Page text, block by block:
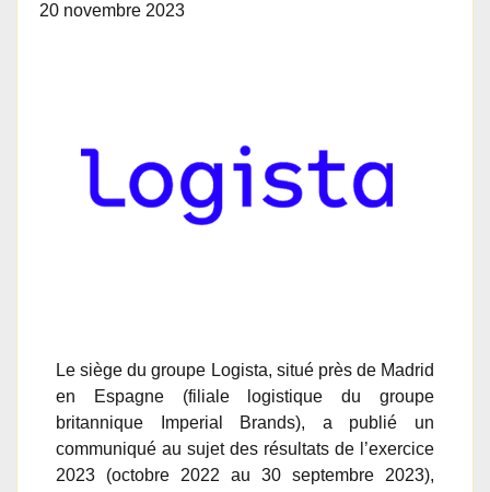
20 novembre 2023
Le siège du groupe Logista, situé près de Madrid
en Espagne (filiale logistique du groupe
britannique Imperial Brands), a publié un
communiqué au sujet des résultats de l’exercice
2023 (octobre 2022 au 30 septembre 2023),